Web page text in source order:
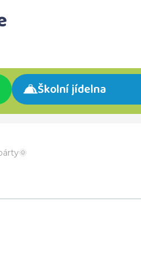
Školní jídelna